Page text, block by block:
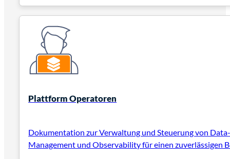
Plattform Operatoren
Dokumentation zur Verwaltung und Steuerung von
Management und Observability für einen zuverlässigen